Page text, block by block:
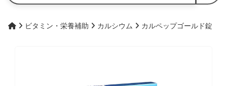
ビタミン・栄養補助 カルシウム カルペップゴールド錠